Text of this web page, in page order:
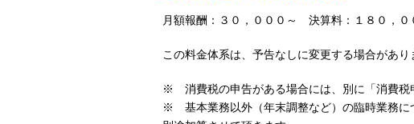
月額報酬：３０，０００～ 決算料：１８０，０
この料金体系は、予告なしに変更する場合があり
※ 消費税の申告がある場合には、別に「消費税
※ 基本業務以外（年末調整など）の臨時業務に